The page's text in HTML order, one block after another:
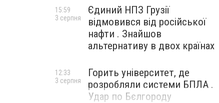
Єдиний НПЗ Грузії
відмовився від російської
нафти . Знайшов
альтернативу в двох країнах
15:59
3 серпня
Горить університет, де
розробляли системи БПЛА .
Удар по Бєлгороду
12:33
3 серпня